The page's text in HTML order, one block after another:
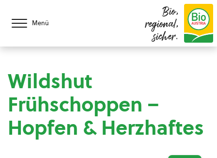
Menü
Bio,
regional,
sicher.
Wildshut
Frühschoppen –
Hopfen & Herzhaftes